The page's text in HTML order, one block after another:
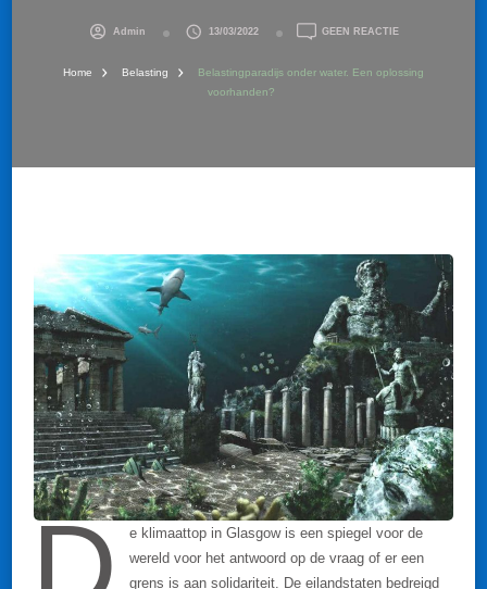
Admin 13/03/2022 GEEN REACTIEOP
WATER.
Home Belasting
Belastingparadijs onder water. Een oplossing
voorhanden?
e klimaattop in Glasgow is een spiegel voor de
wereld voor het antwoord op de vraag of er een
grens is aan solidariteit. De eilandstaten bedreigd